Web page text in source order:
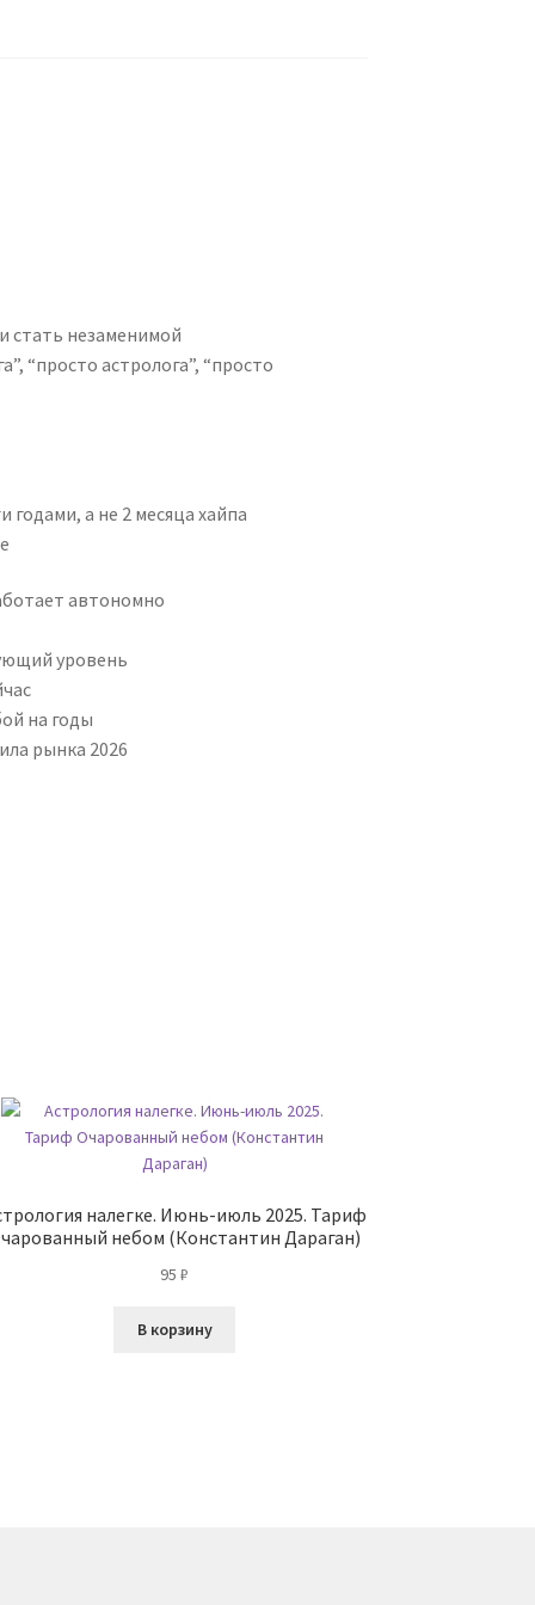
стать незаменимой
“просто астролога”, “просто
а не 2 месяца хайпа
автономно
уровень
на годы
рынка 2026
налегке. Июнь-июль 2025. Тариф
небом (Константин Дараган)
95₽
В корзину